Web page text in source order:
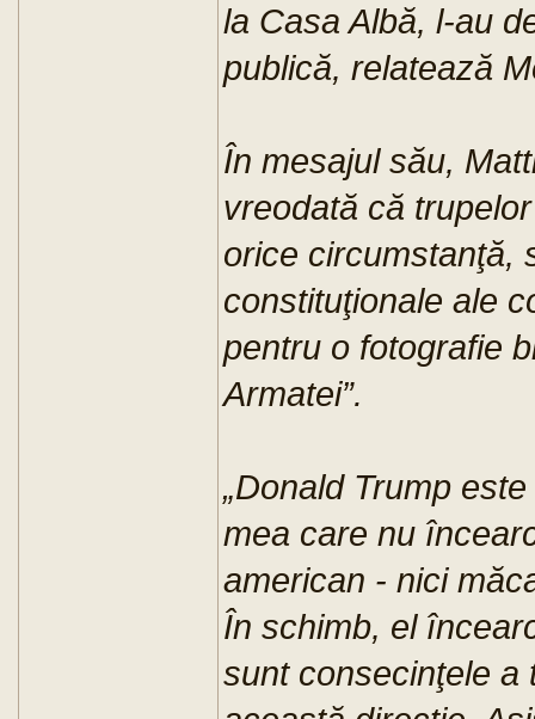
la Casa Albă, l-au
publică, relatează
În mesajul său,
vreodată că
orice circumstanţă,
constituţionale ale
pentru o fotografie
Armatei”.
„Donald Trump
mea care nu
american - nici
În schimb, el
sunt consecinţele a